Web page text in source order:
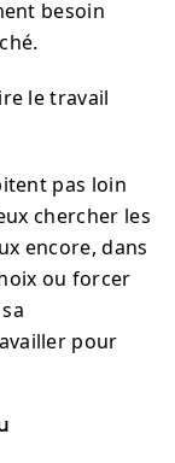
besoin
le travail
pas loin
chercher les
encore, dans
ou forcer
pour